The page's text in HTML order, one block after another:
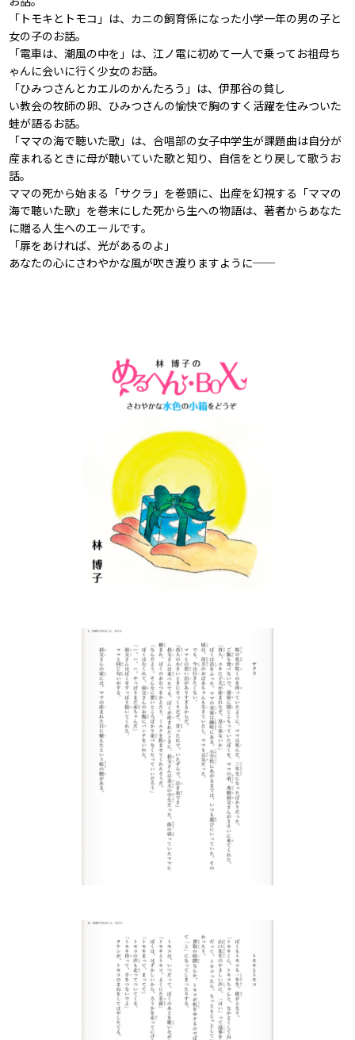
「トモキとトモコ」は、カニの飼育係になった小学一年の男の子と
女の子のお話。
「電車は、潮風の中を」は、江ノ電に初めて一人で乗ってお祖母ち
ゃんに会いに行く少女のお話。
「ひみつさんとカエルのかんたろう」は、伊那谷の貧し
い教会の牧師の卵、ひみつさんの愉快で胸のすく活躍を住みついた
蛙が語るお話。
「ママの海で聴いた歌」は、合唱部の女子中学生が課題曲は自分が
産まれるときに母が聴いていた歌と知り、自信をとり戻して歌うお
話。
ママの死から始まる「サクラ」を巻頭に、出産を幻視する「ママの
海で聴いた歌」を巻末にした死から生への物語は、著者からあなた
に贈る人生へのエールです。
「扉をあければ、光があるのよ」
あなたの心にさわやかな風が吹き渡りますように──